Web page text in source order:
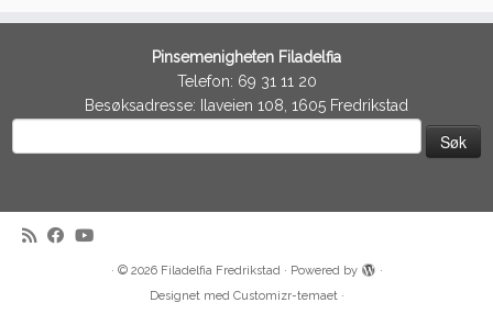
Pinsemenigheten Filadelfia
Telefon: 69 31 11 20
Besøksadresse: Ilaveien 108, 1605 Fredrikstad
etter:
· © 2026 Filadelfia Fredrikstad · Powered by
·
Designet med Customizr-temaet·